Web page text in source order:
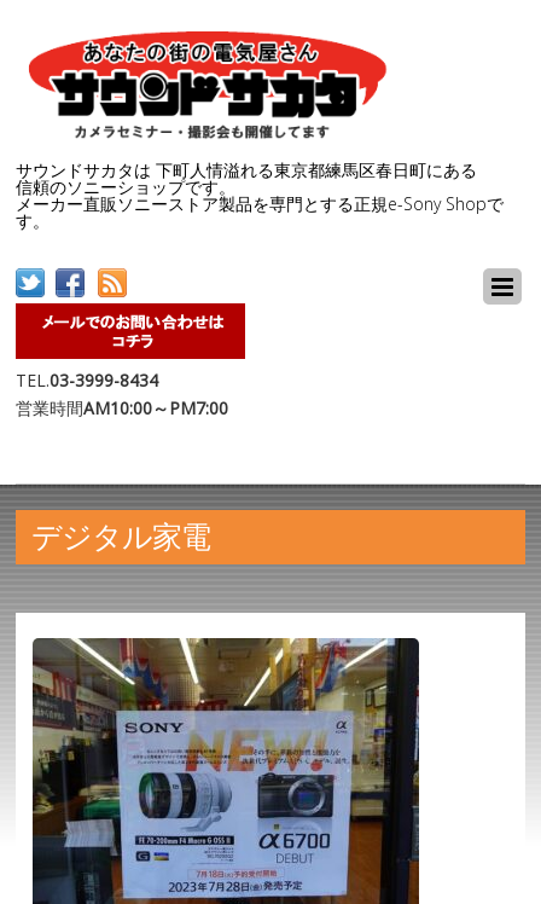
サウンドサカタは 下町人情溢れる東京都練馬区春日町にある
信頼のソニーショップです。
メーカー直販ソニーストア製品を専門とする正規e-Sony Shopで
す。
TEL.03-3999-8434
営業時間AM10:00～PM7:00
デジタル家電